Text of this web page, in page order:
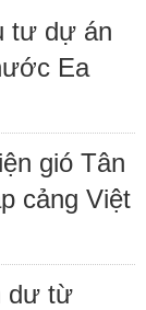
tư dự án
Ea
gió Tân
cảng Việt
dư từ